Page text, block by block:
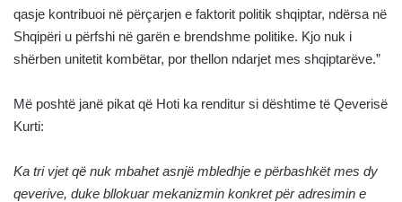
qasje kontribuoi në përçarjen e faktorit politik shqiptar, ndërsa në
Shqipëri u përfshi në garën e brendshme politike. Kjo nuk i
shërben unitetit kombëtar, por thellon ndarjet mes shqiptarëve.”
Më poshtë janë pikat që Hoti ka renditur si dështime të Qeverisë
Kurti:
Ka tri vjet që nuk mbahet asnjë mbledhje e përbashkët mes dy
qeverive, duke bllokuar mekanizmin konkret për adresimin e